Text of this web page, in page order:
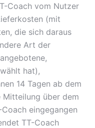
Coach vom Nutzer
(mit
die sich daraus
Art der
hat),
14 Tagen ab dem
Mitteilung über dem
eingegangen
TT-Coach